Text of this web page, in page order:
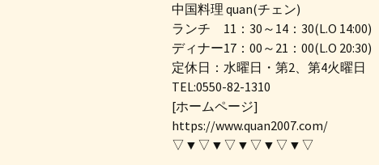
中国料理 quan(チェン)
ランチ 11：30～14：30(L.O 14:00)
ディナー17：00～21：00(L.O 20:30)
定休日：水曜日・第2、第4火曜日
TEL:0550-82-1310
[ホームページ]
https://www.quan2007.com/
▽▼▽▼▽▼▽▼▽▼▽